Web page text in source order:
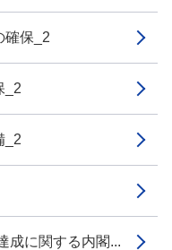
保_2
_2
_2
に関する内閣...